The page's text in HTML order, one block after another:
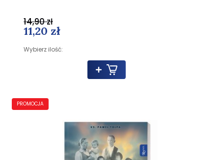
11,20 zł
Wybierz ilość:
14,90 zł
PROMOCJA